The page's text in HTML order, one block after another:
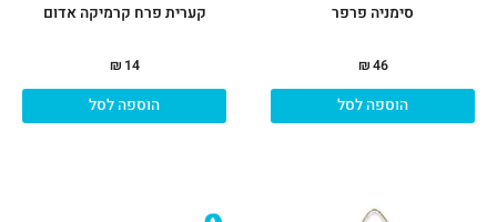
סימניה פרפר
₪46
הוספה לסל
קערית פרח קרמיקה אדום
₪ 14
הוספה לסל